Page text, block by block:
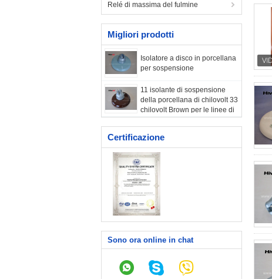
Relé di massima del fulmine
Migliori prodotti
Isolatore a disco in porcellana
per sospensione
11 isolante di sospensione
della porcellana di chilovolt 33
chilovolt Brown per le linee di
distribuzione
Certificazione
Sono ora online in chat